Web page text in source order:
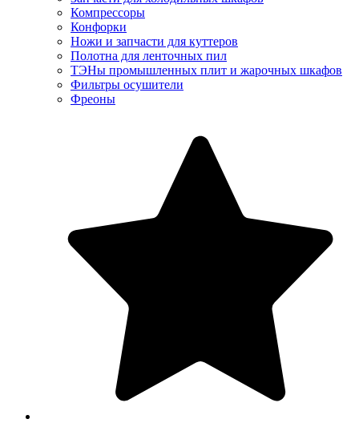
Компрессоры
Конфорки
Ножи и запчасти для куттеров
Полотна для ленточных пил
ТЭНы промышленных плит и жарочных шкафов
Фильтры осушители
Фреоны